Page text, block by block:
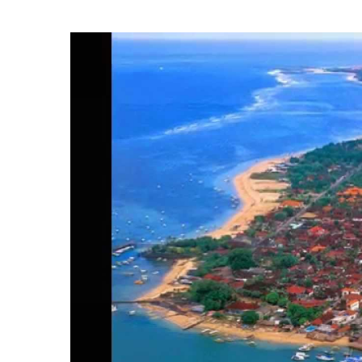
في صنعاء
يوقف
التعامل
مع
منشأتي صرافة